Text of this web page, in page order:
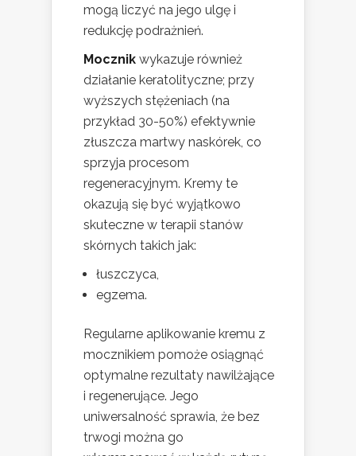
mogą liczyć na jego ulgę i
redukcję podrażnień.
Mocznik wykazuje również
działanie keratolityczne; przy
wyższych stężeniach (na
przykład 30-50%) efektywnie
złuszcza martwy naskórek, co
sprzyja procesom
regeneracyjnym. Kremy te
okazują się być wyjątkowo
skuteczne w terapii stanów
skórnych takich jak:
łuszczyca,
egzema.
Regularne aplikowanie kremu z
mocznikiem pomoże osiągnąć
optymalne rezultaty nawilżające
i regenerujące. Jego
uniwersalność sprawia, że bez
trwogi można go